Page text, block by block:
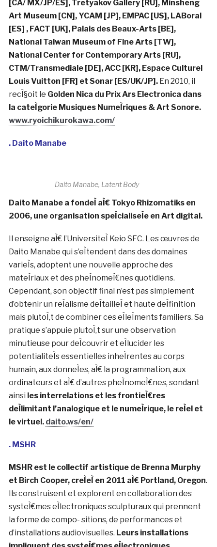
Artiste japonais, neÌ en 1978, vit et travaille aÌ€
Berlin, en Allemagne.Les œuvres de Kurokawa
prennent de multiples formes telles que des
installations, des enregistrements et des pieÌ€ces de
concert. Il compose la sculpture temporelle avec les
enregistrements de terrain et les structures
geÌneÌreÌes numeÌriquement, et reconstruit
architecturalement le pheÌnomeÌ€ne audiovisuel. Ces
dernieÌ€res anneÌes, ses œuvres sont exposeÌes aÌ€
internationaux, notamment
Barbican Center [UK], ARS Electronica [AT], Mutek
[CA/ MX/JP/ES], Tretyakov Gallery [RU], Minsheng
Art Museum [CN], YCAM [JP], EMPAC [US], LABoral
National Taiwan Museum of Fine Arts [TW],
National Center for Contemporary Arts [RU],
CTM/Transmediale [DE], ACC [KR], Espace Culturel
Louis Vuitton [FR] et Sonar [ES/UK/JP].En 2010, il
recÌ§oit leGolden Nica du Prix Ars Electronica dans
la cateÌgorie Musiques NumeÌriques & Art Sonore.
www.ryoichikurokawa.com/
. Daito Manabe
Daito Manabe, Latent Body
Daito Manabe a fondeÌ aÌ€ Tokyo Rhizomatiks en
2006, une organisation speÌcialiseÌe en Art digital.
Daito Manabe qui s’eÌtendent dans des domaines
varieÌs, adoptent une nouvelle approche des
mateÌriaux et des pheÌnomeÌ€nes quotidiens.
Cependant, son objectif final n’est pas simplement
d’obtenir un reÌalisme deÌtailleÌ et haute deÌfinition
mais plutoÌ‚t de combiner ces eÌleÌments familiers. Sa
pratique s’appuie plutoÌ‚t sur une observation
minutieuse pour deÌcouvrir et eÌlucider les